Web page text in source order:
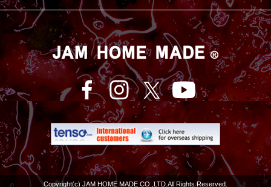
Copyright(c) JAM HOME MADE CO.,LTD.All Rights Reserved.